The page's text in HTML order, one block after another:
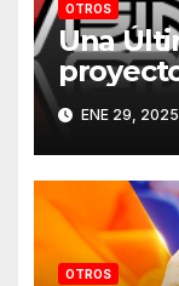
OTROS
Una
ENE 29, 2025
OTROS